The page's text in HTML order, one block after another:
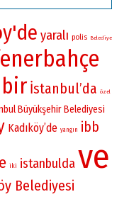
yaralı polis Belediye
birİstanbul’da özel
Büyükşehir Belediyesi
Kadıköy’de yangın ibb
iki istanbulda ve
Belediyesi